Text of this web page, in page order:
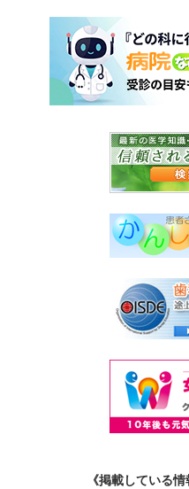
《掲載している